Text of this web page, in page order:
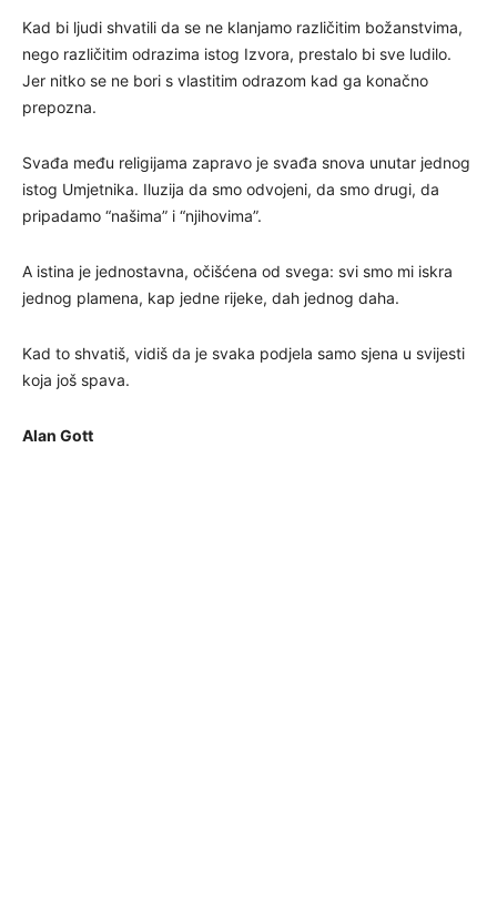
Kad bi ljudi shvatili da se ne klanjamo različitim božanstvima,
nego različitim odrazima istog Izvora, prestalo bi sve ludilo.
Jer nitko se ne bori s vlastitim odrazom kad ga konačno
prepozna.
Svađa među religijama zapravo je svađa snova unutar jednog
istog Umjetnika. Iluzija da smo odvojeni, da smo drugi, da
pripadamo “našima” i “njihovima”.
A istina je jednostavna, očišćena od svega: svi smo mi iskra
jednog plamena, kap jedne rijeke, dah jednog daha.
Kad to shvatiš, vidiš da je svaka podjela samo sjena u svijesti
koja još spava.
Alan Gott